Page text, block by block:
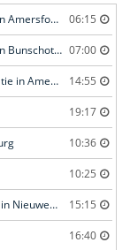
Vlammen slaan hoog op bij brand in afvalberg in Amersfoort 06:15
Frontale botsing leidt tot meerdere gewonden in Bunschoten-Spakenburg 07:00
Brandweer redt jonge ganzen uit benarde situatie in Amersfoort 14:55
19:17
10:36
10:25
Groot stuk gras in brand naast transportbedrijf in Nieuwegein 15:15
16:40